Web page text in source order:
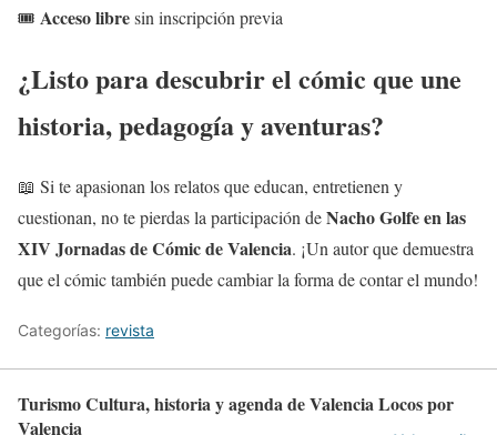
🎟️ Acceso libresin inscripción previa
¿Listo para descubrir el cómic que une
historia, pedagogía y aventuras?
📖 Si te apasionan los relatos que educan, entretienen y
cuestionan, no te pierdas la participación deNacho Golfe en las
XIV Jornadas de Cómic de Valencia. ¡Un autor que demuestra
que el cómic también puede cambiar la forma de contar el mundo!
Categorías: revista
Turismo Cultura, historia y agenda de Valencia Locos por
Valencia